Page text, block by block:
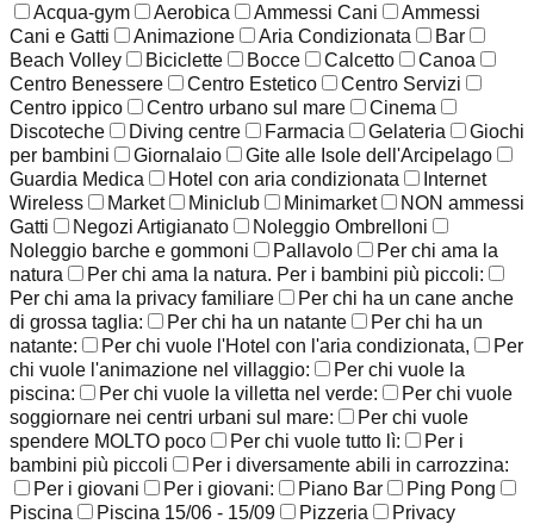
Acqua-gym
Aerobica Ammessi Cani
Ammessi
Cani e Gatti
Animazione Aria Condizionata
Bar
Beach Volley
Biciclette Bocce Calcetto
Canoa
Centro Benessere
Centro Estetico
Centro Servizi
Centro ippico
Centro urbano sul mare
Cinema
Discoteche
Diving centre Farmacia Gelateria
Giochi
per bambini
Giornalaio
Gite alle Isole dell'Arcipelago
Guardia Medica
Hotel con aria condizionata
Internet
Wireless
Market Miniclub Minimarket
NON ammessi
Gatti
Negozi Artigianato
Noleggio Ombrelloni
Noleggio barche e gommoni
Pallavolo
Per chi ama la
natura
Per chi ama la natura. Per i bambini più piccoli:
Per chi ama la privacy familiare
Per chi ha un cane anche
di grossa taglia:
Per chi ha un natante
Per chi ha un
natante:
Per chi vuole l'Hotel con l'aria condizionata,
Per
chi vuole l'animazione nel villaggio:
Per chi vuole la
piscina:
Per chi vuole la villetta nel verde:
Per chi vuole
soggiornare nei centri urbani sul mare:
Per chi vuole
spendere MOLTO poco
Per chi vuole tutto lì:
Per i
bambini più piccoli
Per i diversamente abili in carrozzina:
Per i giovani
Per i giovani: Piano Bar
Ping Pong
Piscina
Piscina 15/06 - 15/09 Pizzeria
Privacy